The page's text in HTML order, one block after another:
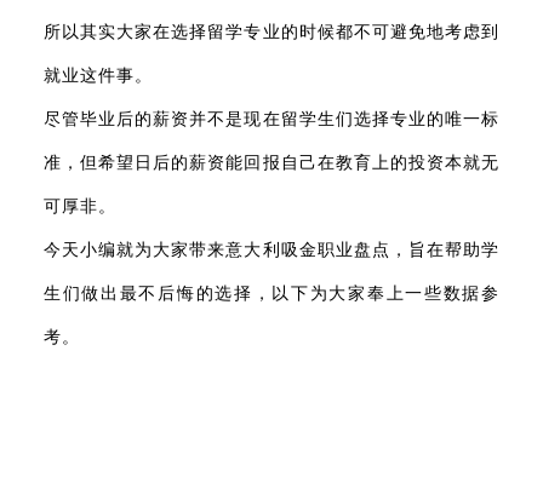
所以其实大家在选择留学专业的时候都不可避免地考虑到
就业这件事。
尽管毕业后的薪资并不是现在留学生们选择专业的唯一标
准，但希望日后的薪资能回报自己在教育上的投资本就无
可厚非。
今天小编就为大家带来意大利吸金职业盘点，旨在帮助学
生们做出最不后悔的选择，以下为大家奉上一些数据参
考。